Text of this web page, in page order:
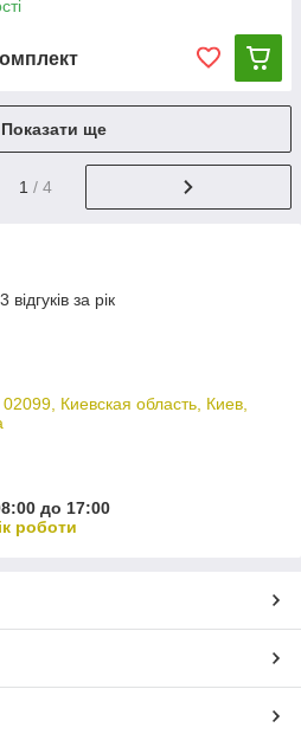
Показати ще
1 / 4
за рік
Киевская область, Киев,
до 17:00
роботи